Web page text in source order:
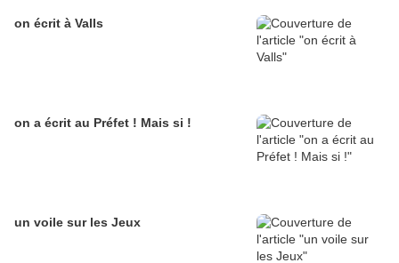
on écrit à Valls
on a écrit au Préfet ! Mais si !
un voile sur les Jeux